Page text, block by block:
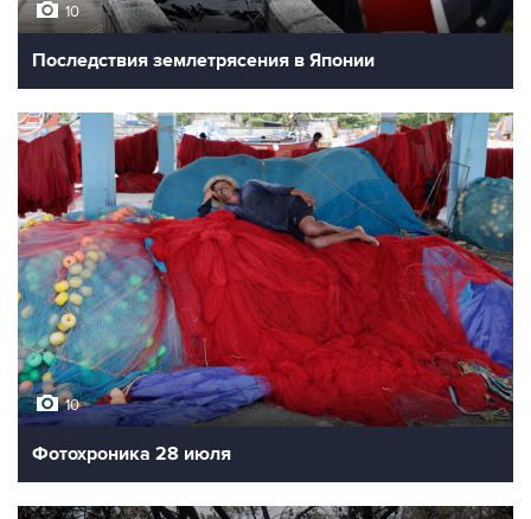
10
Последствия землетрясения в Японии
10
Фотохроника 28 июля